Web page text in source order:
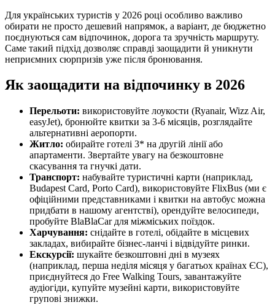
Для українських туристів у 2026 році особливо важливо
обирати не просто дешевий напрямок, а варіант, де бюджетно
поєднуються сам відпочинок, дорога та зручність маршруту.
Саме такий підхід дозволяє справді заощадити й уникнути
неприємних сюрпризів уже після бронювання.
Як заощадити на відпочинку в 2026
Перельоти: використовуйте лоукости (Ryanair, Wizz Air,
easyJet), бронюйте квитки за 3-6 місяців, розглядайте
альтернативні аеропорти.
Житло: обирайте готелі 3* на другій лінії або
апартаменти. Звертайте увагу на безкоштовне
скасування та гнучкі дати.
Транспорт: набувайте туристичні карти (наприклад,
Budapest Card, Porto Card), використовуйте FlixBus (ми є
офіційними представниками і квитки на автобус можна
придбати в нашому агентстві), орендуйте велосипеди,
пробуйте BlaBlaCar для міжміських поїздок.
Харчування: снідайте в готелі, обідайте в місцевих
закладах, вибирайте бізнес-ланчі і відвідуйте ринки.
Екскурсії: шукайте безкоштовні дні в музеях
(наприклад, перша неділя місяця у багатьох країнах ЄС),
приєднуйтеся до Free Walking Tours, завантажуйте
аудіогіди, купуйте музейні карти, використовуйте
групові знижки.